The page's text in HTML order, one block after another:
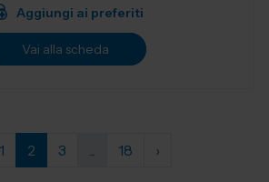
Aggiungi ai preferiti
Vai alla scheda
1 2 3 ... 18 ›